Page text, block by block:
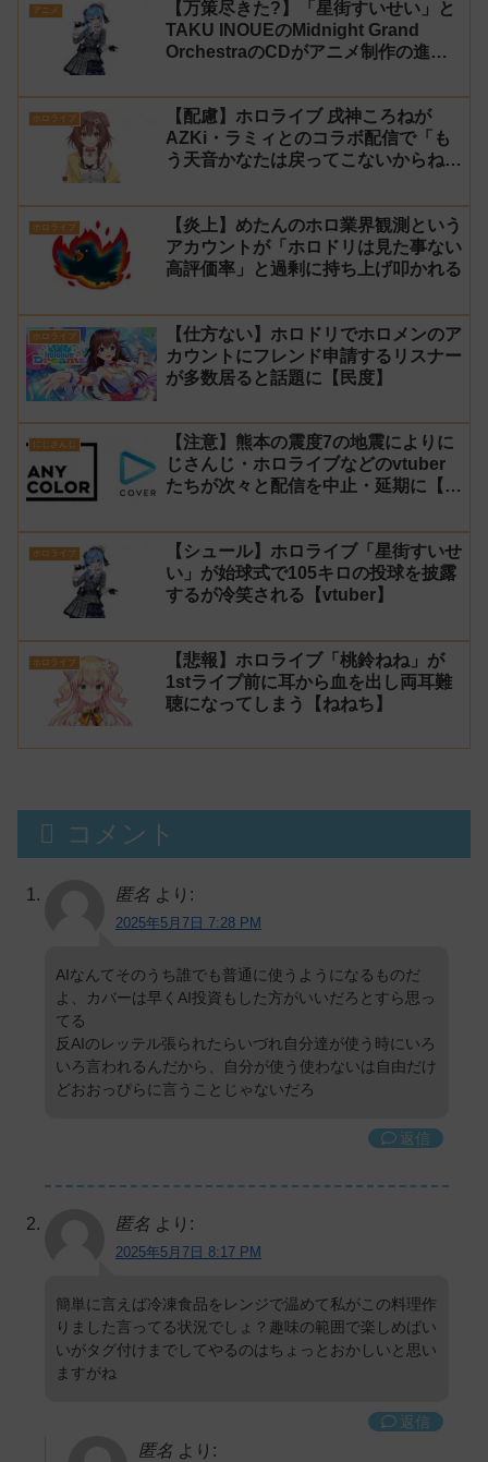
アニメ
【万策尽きた?】「星街すいせい」と
TAKU INOUEのMidnight Grand
OrchestraのCDがアニメ制作の進行
ホロライブ
【配慮】ホロライブ 戌神ころねが
AZKi・ラミィとのコラボ配信で「も
う天音かなたは戻ってこないからね」
ホロライブ
【炎上】めたんのホロ業界観測という
アカウントが「ホロドリは見た事ない
高評価率」と過剰に持ち上げ叩かれる
ホロライブ
【仕方ない】ホロドリでホロメンのア
カウントにフレンド申請するリスナー
が多数居ると話題に【民度】
にじさんじ
【注意】熊本の震度7の地震によりに
じさんじ・ホロライブなどのvtuber
たちが次々と配信を中止・延期に【不
ホロライブ
【シュール】ホロライブ「星街すいせ
い」が始球式で105キロの投球を披露
するが冷笑される【vtuber】
ホロライブ
【悲報】ホロライブ「桃鈴ねね」が
1stライブ前に耳から血を出し両耳難
聴になってしまう【ねねち】
コメント
匿名 より:
2025年5月7日 7:28 PM
AIなんてそのうち誰でも普通に使うようになるものだ
よ、カバーは早くAI投資もした方がいいだろとすら思っ
てる
反AIのレッテル張られたらいづれ自分達が使う時にいろ
いろ言われるんだから、自分が使う使わないは自由だけ
どおおっぴらに言うことじゃないだろ
返信
匿名 より:
2025年5月7日 8:17 PM
簡単に言えば冷凍食品をレンジで温めて私がこの料理作
りました言ってる状況でしょ？趣味の範囲で楽しめばい
いがタグ付けまでしてやるのはちょっとおかしいと思い
ますがね
返信
匿名 より: